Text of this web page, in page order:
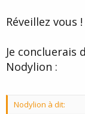
Réveillez vous
Je concluerais
Nodylion :
Nodylion à dit: